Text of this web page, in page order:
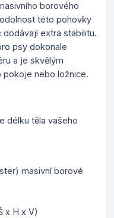
borového
této pohovky
extra stabilitu.
psy dokonale
a je skvělým
nebo ložnice.
délku těla vašeho
masivní borové
x H x V)